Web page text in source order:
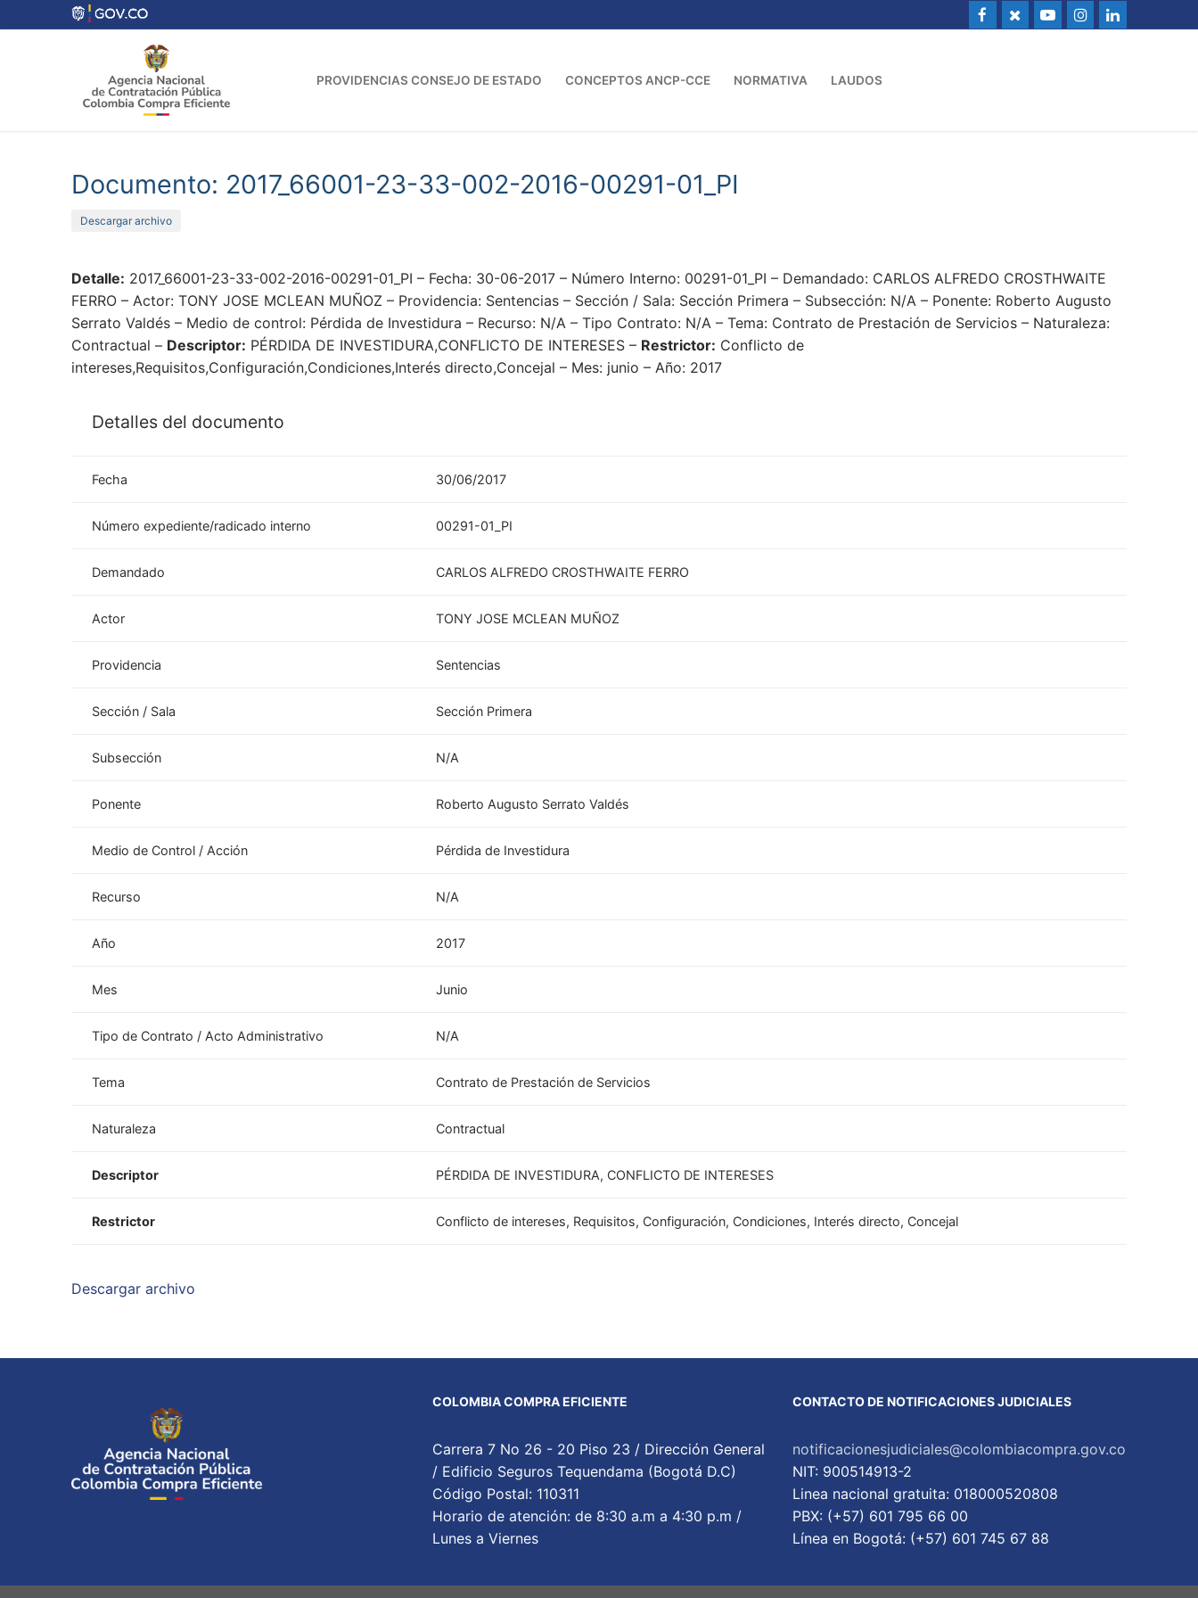
al
PROVIDENCIAS CONSEJO DE ESTADO CONCEPTOS ANCP-CCE NORMATIVA LAUDOS
Documento: 2017_66001-23-33-002-2016-00291-01_PI
Descargar archivo
Detalle: 2017_66001-23-33-002-2016-00291-01_PI – Fecha: 30-06-2017 – Número Interno: 00291-01_PI – Demandado: CARLOS ALFREDO CROSTHWAITE
FERRO – Actor: TONY JOSE MCLEAN MUÑOZ – Providencia: Sentencias – Sección / Sala: Sección Primera – Subsección: N/A – Ponente: Roberto Augusto
Serrato Valdés – Medio de control: Pérdida de Investidura – Recurso: N/A – Tipo Contrato: N/A – Tema: Contrato de Prestación de Servicios – Naturaleza:
Contractual – Descriptor: PÉRDIDA DE INVESTIDURA,CONFLICTO DE INTERESES – Restrictor: Conflicto de
intereses,Requisitos,Configuración,Condiciones,Interés directo,Concejal – Mes: junio – Año: 2017
Detalles del documento
Fecha 30/06/2017
Número expediente/radicado interno 00291-01_PI
Demandado CARLOS ALFREDO CROSTHWAITE FERRO
Actor TONY JOSE MCLEAN MUÑOZ
Providencia Sentencias
Sección / Sala Sección Primera
Subsección N/A
Ponente Roberto Augusto Serrato Valdés
Medio de Control / Acción Pérdida de Investidura
Recurso N/A
Año 2017
Mes Junio
Tipo de Contrato / Acto Administrativo N/A
Tema Contrato de Prestación de Servicios
Naturaleza Contractual
Descriptor PÉRDIDA DE INVESTIDURA, CONFLICTO DE INTERESES
Restrictor Conflicto de intereses, Requisitos, Configuración, Condiciones, Interés directo, Concejal
Descargar archivo
COLOMBIA COMPRA EFICIENTE
Carrera 7 No 26 - 20 Piso 23 / Dirección General
/ Edificio Seguros Tequendama (Bogotá D.C)
Código Postal: 110311
Horario de atención: de 8:30 a.m a 4:30 p.m /
Lunes a Viernes
CONTACTO DE NOTIFICACIONES JUDICIALES
notificacionesjudiciales@colombiacompra.gov.co
NIT: 900514913-2
Linea nacional gratuita: 018000520808
PBX: (+57) 601 795 66 00
Lí­nea en Bogotá: (+57) 601 745 67 88